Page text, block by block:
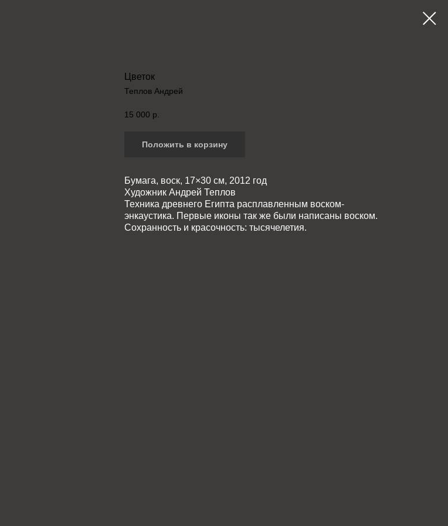
Цветок
Теплов Андрей
15 000 р.
Положить в корзину
Бумага, воск, 17×30 см, 2012 год
Художник Андрей Теплов
Техника древнего Египта расплавленным воском-
энкаустика. Первые иконы так же были написаны воском.
Сохранность и красочность: тысячелетия.